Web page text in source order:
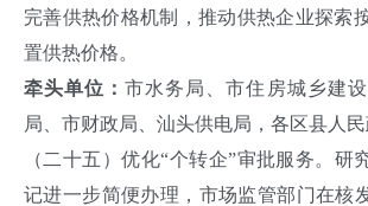
完善供热价格机制，推动供热企业探索
置供热价格。
牵头单位：市水务局、市住房城乡建
局、市财政局、汕头供电局，各区县人
（二十五）优化“个转企”审批服务。研
记进一步简便办理，市场监管部门在核